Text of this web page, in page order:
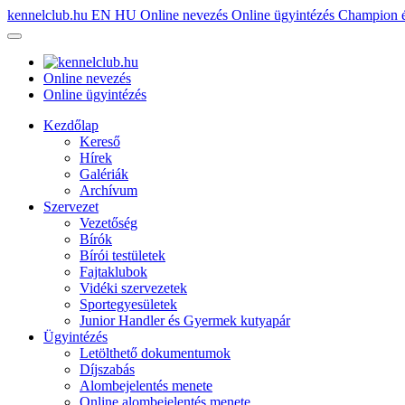
kennelclub.hu EN HU Online nevezés Online ügyintézés Champion
Online nevezés
Online ügyintézés
Kezdőlap
Kereső
Hírek
Galériák
Archívum
Szervezet
Vezetőség
Bírók
Bírói testületek
Fajtaklubok
Vidéki szervezetek
Sportegyesületek
Junior Handler és Gyermek kutyapár
Ügyintézés
Letölthető dokumentumok
Díjszabás
Alombejelentés menete
Online alombejelentés menete